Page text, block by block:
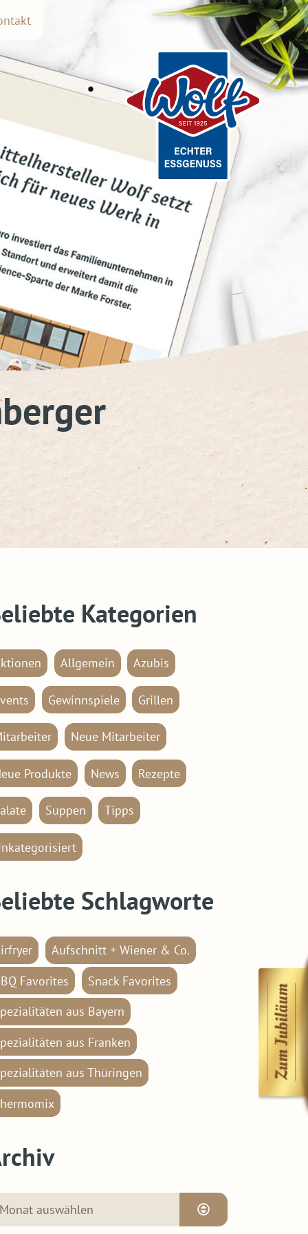
Kategorien
Allgemein Azubis
Gewinnspiele Grillen
Neue Mitarbeiter
Produkte News Rezepte
Suppen Tipps
Schlagworte
Aufschnitt + Wiener & Co.
Favorites
Snack Favorites
aus Bayern
aus Franken
aus Thüringen